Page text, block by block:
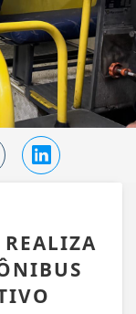
REALIZA